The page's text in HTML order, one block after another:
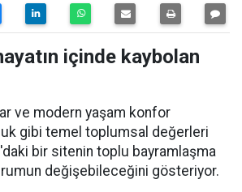
içinde kaybolan
ve modern yaşam konfor
gibi temel toplumsal değerleri
bir sitenin toplu bayramlaşma
değişebileceğini gösteriyor.